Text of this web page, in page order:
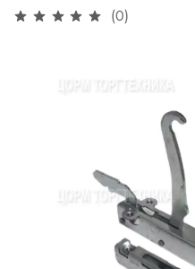
(0)